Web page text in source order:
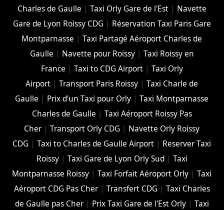
Charles de Gaulle | Taxi Orly Gare de l'Est| Navette
Gare de Lyon Roissy CDG | Réservation Taxi Paris Gare
Montparnasse |Taxi Partagé Aéroport Charles de
Gaulle | Navette pour Roissy| Taxi Roissy en
France | Taxi to CDG Airport| Taxi Orly
Airport |Transport Paris Roissy |Taxi Charle de
Gaulle | Prix d'un Taxi pour Orly |Taxi Montparnasse
Charles de Gaulle | Taxi Aéroport Roissy Pas
Cher |Transport Orly CDG | Navette Orly Roissy
CDG |Taxi to Charles de Gaulle Airport | Reserver Taxi
Roissy| Taxi Gare de Lyon Orly Sud| Taxi
Montparnasse Roissy |Taxi Forfait Aéroport Orly |Taxi
Aéroport CDG Pas Cher| Transfert CDG | Taxi Charles
de Gaulle pas Cher| Prix Taxi Gare de l'Est Orly| Taxi